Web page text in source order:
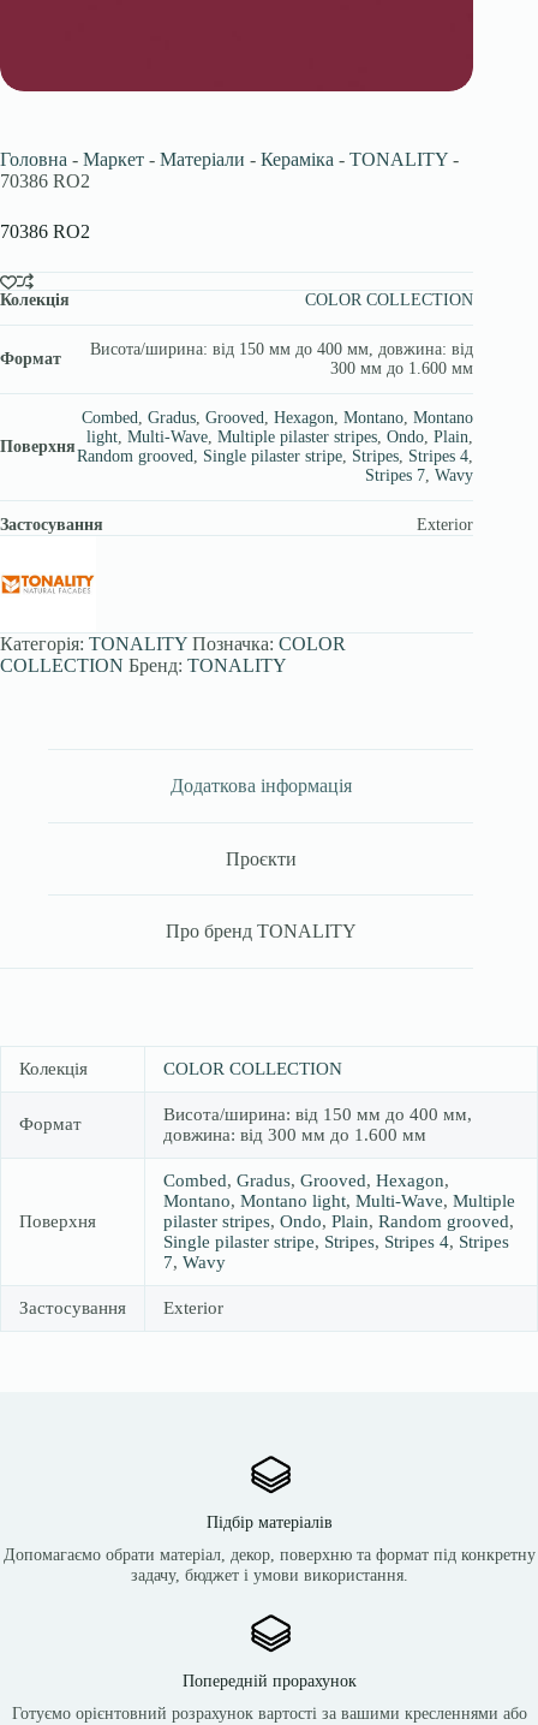
Головна - Маркет - Матеріали - Кераміка - TONALITY -
70386 RO2
70386 RO2
Колекція COLOR COLLECTION
Формат
Висота/ширина: від 150 мм до 400 мм, довжина: від
300 мм до 1.600 мм
Поверхня
Combed,Gradus,Grooved,Hexagon,Montano,Montano
light,Multi-Wave,Multiple pilaster stripes,Ondo,Plain,
Random grooved, Single pilaster stripe, Stripes, Stripes 4,
Stripes 7,Wavy
Застосування Exterior
Категорія: TONALITY Позначка: COLOR
COLLECTION Бренд: TONALITY
Додаткова інформація
Проєкти
Про бренд TONALITY
Колекція COLOR COLLECTION
Формат
Висота/ширина: від 150 мм до 400 мм,
довжина: від 300 мм до 1.600 мм
Поверхня
Combed, Gradus, Grooved, Hexagon,
Montano, Montano light, Multi-Wave, Multiple
pilaster stripes, Ondo, Plain, Random grooved,
Single pilaster stripe, Stripes, Stripes 4, Stripes
7, Wavy
Застосування Exterior
Підбір матеріалів
Допомагаємо обрати матеріал, декор, поверхню та формат під конкретну
задачу, бюджет і умови використання.
Попередній прорахунок
Готуємо орієнтовний розрахунок вартості за вашими кресленнями або